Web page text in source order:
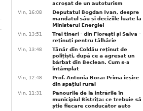
acroșat de un autoturism
Vin, 16:08
Deputatul Bogdan Ivan, despre
mandatul său și deciziile luate la
Ministerul Energiei
Vin, 13:51
Trei tineri - din Florești și Salva -
reținuți pentru tâlhărie
Vin, 13:48
Tânăr din Coldău reținut de
polițiști, după ce a agresat un
bărbat din Beclean. Cum s-a
întâmplat
Vin, 12:48
Prof. Antonia Bora: Prima ieșire
din spațiul rural
Vin, 11:31
Panourile de la intrările în
municipiul Bistrița: ce trebuie să
știe fiecare conducător auto